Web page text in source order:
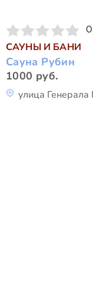
САУНЫ И БАНИ
Сауна Рубин
1000 руб.
улица Генерала